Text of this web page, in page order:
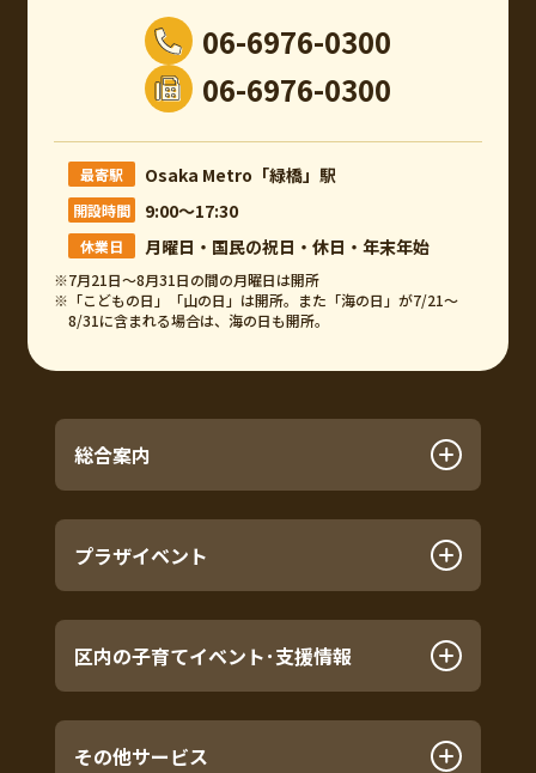
06-6976-0300
06-6976-0300
最寄駅 Osaka Metro「緑橋」駅
開設時間 9:00～17:30
休業日 月曜日・国民の祝日・休日・年末年始
※7月21日～8月31日の間の月曜日は開所
※「こどもの日」「山の日」は開所。また「海の日」が7/21～
8/31に含まれる場合は、海の日も開所。
総合案内
プラザイベント
区内の子育てイベント･支援情報
その他サービス